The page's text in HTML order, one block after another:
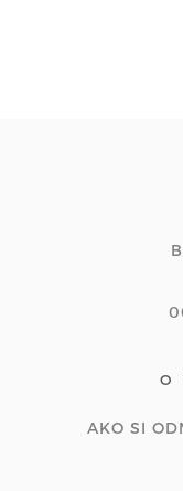
O
AKO SI